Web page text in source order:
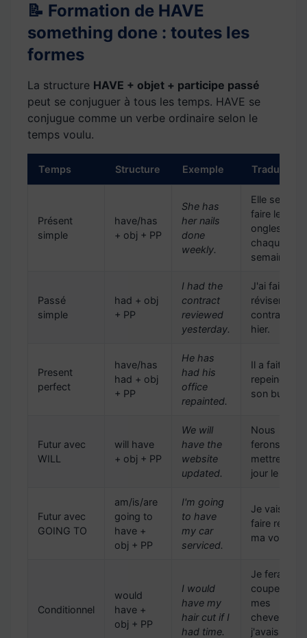
📝 Formation de HAVE
something done : toutes les
formes
La structure HAVE + objet + participe passé
peut se conjuguer à tous les temps. HAVE se
conjugue comme un verbe ordinaire selon le
temps voulu.
Temps Structure Exemple Traduction
Présent
simple
have/has
+ obj + PP
She has
her nails
done
weekly.
Elle se fait
faire les
ongles
chaque
semaine.
Passé
simple
had + obj
+ PP
I had the
contract
reviewed
yesterday.
J'ai fait
réviser le
contrat
hier.
Present
perfect
have/has
had + obj
+ PP
He has
had his
office
repainted.
Il a fait
repeindre
son bureau.
Futur avec
WILL
will have
+ obj + PP
We will
have the
website
updated.
Nous
ferons
mettre à
jour le site.
Futur avec
GOING TO
am/is/are
going to
have +
obj + PP
I'm going
to have
my car
serviced.
Je vais
faire réviser
ma voiture.
Conditionnel
would
have +
obj + PP
I would
have my
hair cut if I
had time.
Je ferais
couper
mes
cheveux si
j'avais le